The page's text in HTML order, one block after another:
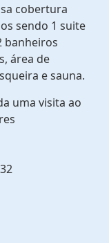
cobertura
sendo 1 suite
banheiros
área de
e sauna.
uma visita ao